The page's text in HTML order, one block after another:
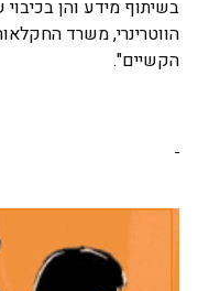
בשיתוף מידע והן
הווטרינרי, משרד
הקשיים".